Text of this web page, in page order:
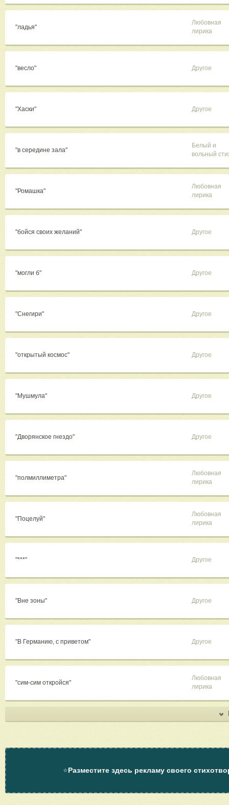
"ладья"
Любовная
лирика
"весло" Другое
"Хаски" Другое
"в середине зала"
Белый и
вольный
"Ромашка"
Любовная
лирика
"бойся своих желаний" Другое
"могли б" Другое
"Снегири" Другое
"открытый космос" Другое
"Мушмула" Другое
"Дворянское гнездо" Другое
"полмиллиметра"
Любовная
лирика
"Поцелуй"
Любовная
лирика
"***" Другое
"Вне зоны" Другое
"В Германию, с приветом" Другое
"сим-сим откройся"
Любовная
лирика
⭐Разместите здесь рекламу своего